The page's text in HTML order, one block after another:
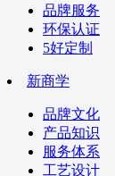
品牌服务
环保认证
5好定制
新商学
品牌文化
产品知识
服务体系
工艺设计